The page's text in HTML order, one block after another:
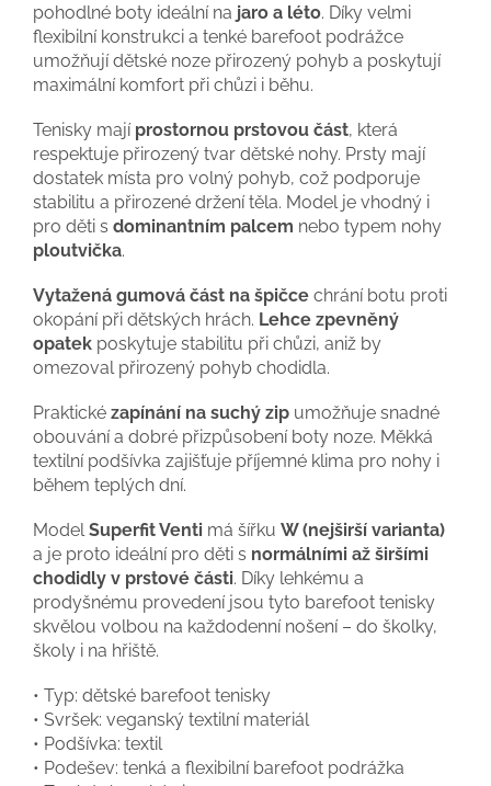
pohodlné boty ideální na jaro a léto. Díky velmi
flexibilní konstrukci a tenké barefoot podrážce
umožňují dětské noze přirozený pohyb a poskytují
maximální komfort při chůzi i běhu.
Tenisky mají prostornou prstovou část, která
respektuje přirozený tvar dětské nohy. Prsty mají
dostatek místa pro volný pohyb, což podporuje
stabilitu a přirozené držení těla. Model je vhodný i
pro děti s dominantním palcem nebo typem nohy
ploutvička.
Vytažená gumová část na špičce chrání botu proti
okopání při dětských hrách. Lehce zpevněný
opatek poskytuje stabilitu při chůzi, aniž by
omezoval přirozený pohyb chodidla.
Praktické zapínání na suchý zip umožňuje snadné
obouvání a dobré přizpůsobení boty noze. Měkká
textilní podšívka zajišťuje příjemné klima pro nohy i
během teplých dní.
ModelSuperfit Venti má šířku W (nejširší varianta)
a je proto ideální pro děti s normálními až širšími
chodidly v prstové části. Díky lehkému a
prodyšnému provedení jsou tyto barefoot tenisky
skvělou volbou na každodenní nošení – do školky,
školy i na hřiště.
• Typ: dětské barefoot tenisky
• Svršek: veganský textilní materiál
• Podšívka: textil
• Podešev: tenká a flexibilní barefoot podrážka